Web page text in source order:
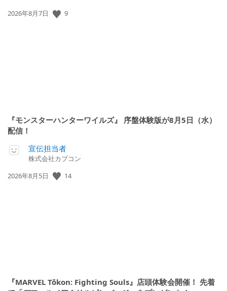
公
2026年8月7日 9
『モンスターハンターワイルズ』 序盤体験版が8月5日（水）
配信！
宣伝担当者
株式会社カプコン
公
2026年8月5日 14
『MARVEL Tōkon: Fighting Souls』店頭体験会開催！ 先着